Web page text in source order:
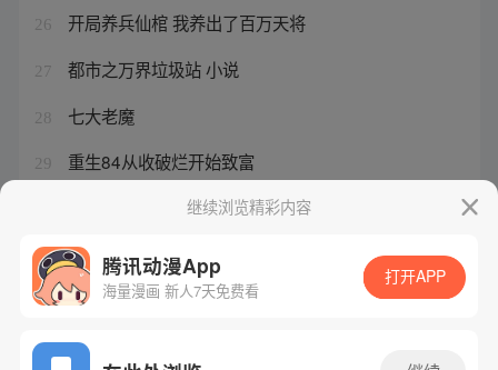
26 开局养兵仙棺 我养出了百万天将
27 都市之万界垃圾站 小说
28 七大老魔
29 重生84从收破烂开始致富
继续浏览精彩内容
腾讯动漫App
海量漫画 新人7天免费看
打开APP